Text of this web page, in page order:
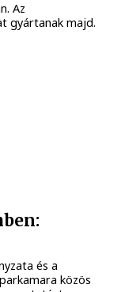
Az
gyártanak majd.
és a
közös